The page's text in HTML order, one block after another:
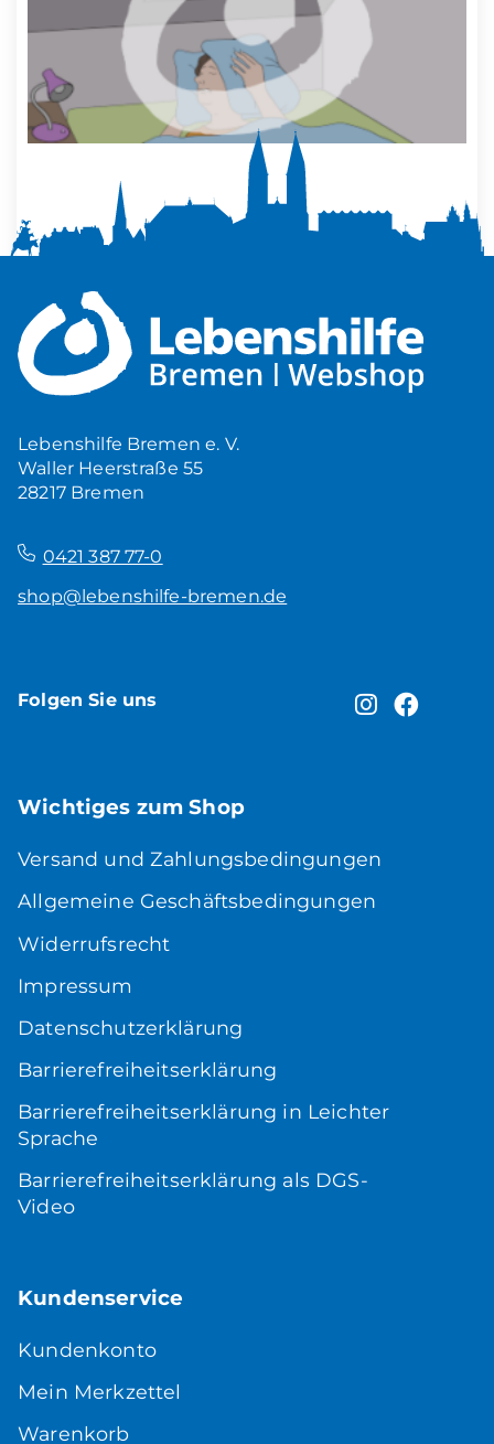
Mehr Ruhe zuhause
5,00€
Lebenshilfe Bremen e. V.
Waller Heerstraße 55
28217 Bremen
0421 387 77-0
shop@lebenshilfe-bremen.de
Folgen Sie uns
Wichtiges zum Shop
Versand und Zahlungsbedingungen
Allgemeine Geschäftsbedingungen
Widerrufsrecht
Impressum
Datenschutzerklärung
Barrierefreiheitserklärung
Barrierefreiheitserklärung in Leichter
Sprache
Barrierefreiheitserklärung als DGS-
Video
Kundenservice
Kundenkonto
Mein Merkzettel
Warenkorb